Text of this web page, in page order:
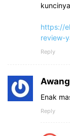
https://
review-
Reply
Awang
Enak
Reply